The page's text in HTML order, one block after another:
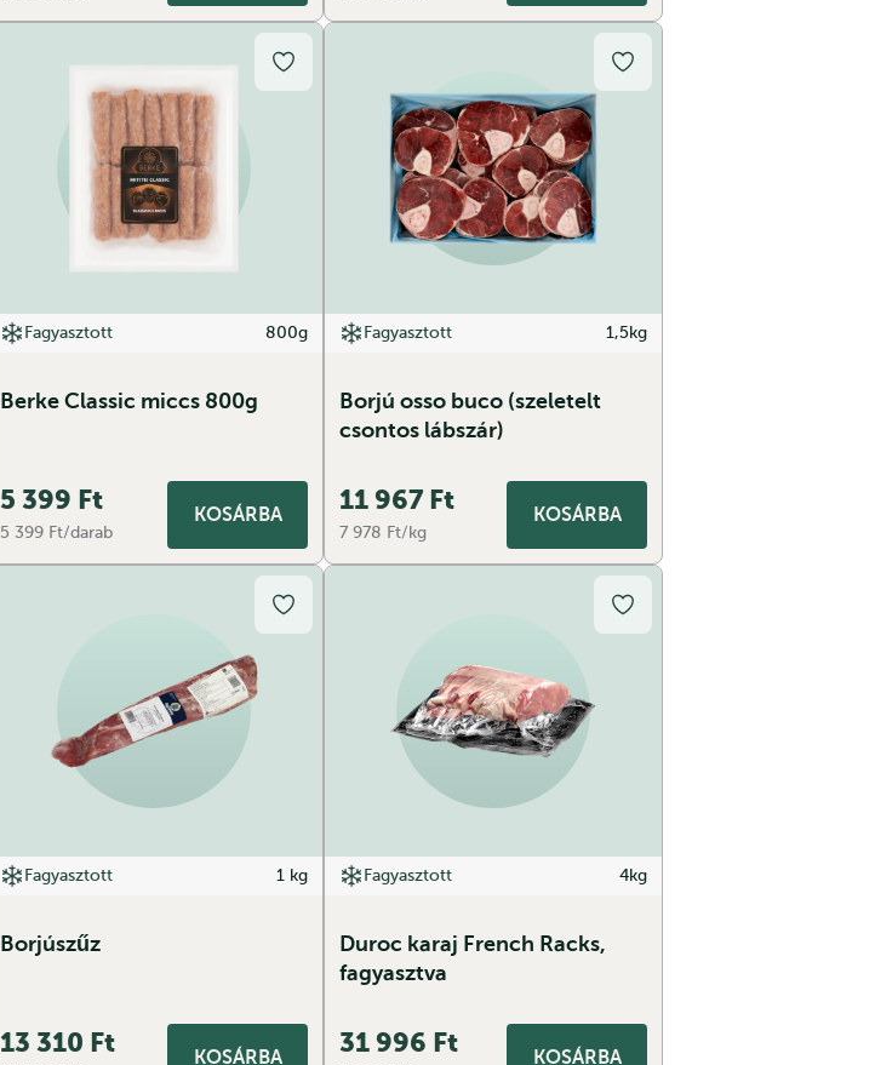
Fagyasztott 800g
Berke Classic miccs 800g
5 399 Ft
5 399 Ft/darab
KOSÁRBA
Fagyasztott 1,5kg
Borjú osso buco (szeletelt
csontos lábszár)
11 967 Ft
7 978 Ft/kg
KOSÁRBA
Fagyasztott 1 kg
Borjúszűz
13 310 Ft KOSÁRBA
Fagyasztott 4kg
Duroc karaj French Racks,
fagyasztva
31 996 Ft KOSÁRBA